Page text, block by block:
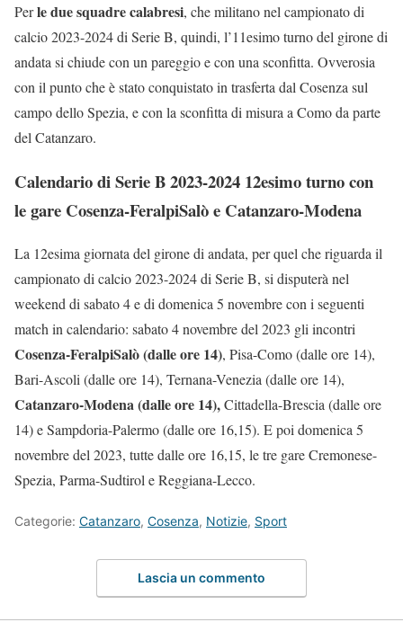
Perle due squadre calabresi, che militano nel campionato di
calcio 2023-2024 di Serie B, quindi, l’11esimo turno del girone di
andata si chiude con un pareggio e con una sconfitta. Ovverosia
con il punto che è stato conquistato in trasferta dal Cosenza sul
campo dello Spezia, e con la sconfitta di misura a Como da parte
del Catanzaro.
Calendario di Serie B 2023-2024 12esimo turno con
le gare Cosenza-FeralpiSalò e Catanzaro-Modena
La 12esima giornata del girone di andata, per quel che riguarda il
campionato di calcio 2023-2024 di Serie B, si disputerà nel
weekend di sabato 4 e di domenica 5 novembre con i seguenti
match in calendario: sabato 4 novembre del 2023 gli incontri
Cosenza-FeralpiSalò (dalle ore 14), Pisa-Como (dalle ore 14),
Bari-Ascoli (dalle ore 14), Ternana-Venezia (dalle ore 14),
Catanzaro-Modena (dalle ore 14),Cittadella-Brescia (dalle ore
14) e Sampdoria-Palermo (dalle ore 16,15). E poi domenica 5
novembre del 2023, tutte dalle ore 16,15, le tre gare Cremonese-
Spezia, Parma-Sudtirol e Reggiana-Lecco.
Categorie: Catanzaro, Cosenza, Notizie, Sport
Lascia un commento